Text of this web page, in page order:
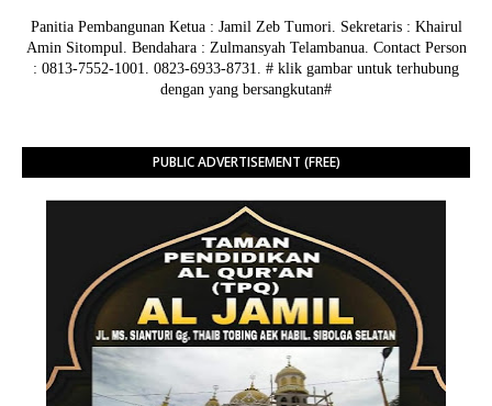
Panitia Pembangunan Ketua : Jamil Zeb Tumori. Sekretaris : Khairul
Amin Sitompul. Bendahara : Zulmansyah Telambanua. Contact Person
: 0813-7552-1001. 0823-6933-8731. # klik gambar untuk terhubung
dengan yang bersangkutan#
PUBLIC ADVERTISEMENT (FREE)